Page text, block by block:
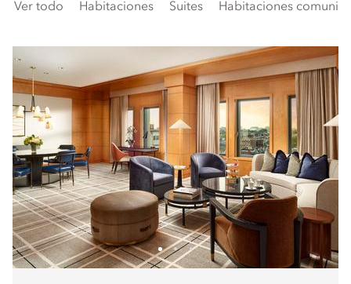
Ver todo Habitaciones Suites Habitaciones